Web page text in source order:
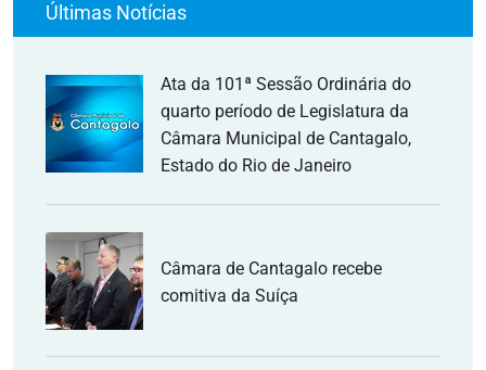
Últimas Notícias
Ata da 101ª Sessão Ordinária do
quarto período de Legislatura da
Câmara Municipal de Cantagalo,
Estado do Rio de Janeiro
Câmara de Cantagalo recebe
comitiva da Suíça